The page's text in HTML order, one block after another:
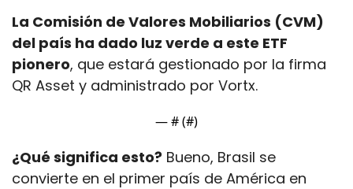
La Comisión de Valores Mobiliarios (CVM)
del país ha dado luz verde a este ETF
pionero, que estará gestionado por la firma
QR Asset y administrado por Vortx.
— # (#)
¿Qué significa esto? Bueno, Brasil se
convierte en el primer país de América en